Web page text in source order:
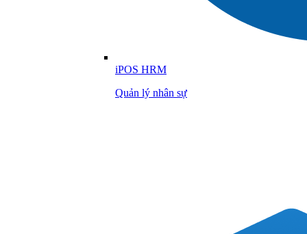
iPOS HRM
Quản lý nhân sự